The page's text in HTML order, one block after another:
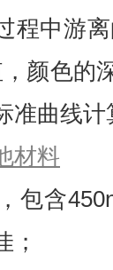
程中游
颜色的
准曲线
材料
包含
；